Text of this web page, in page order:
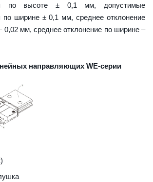
по высоте ± 0,1 мм, допустимые
по ширине ± 0,1 мм, среднее отклонение
0,02 мм, среднее отклонение по ширине –
направляющих WE-серии